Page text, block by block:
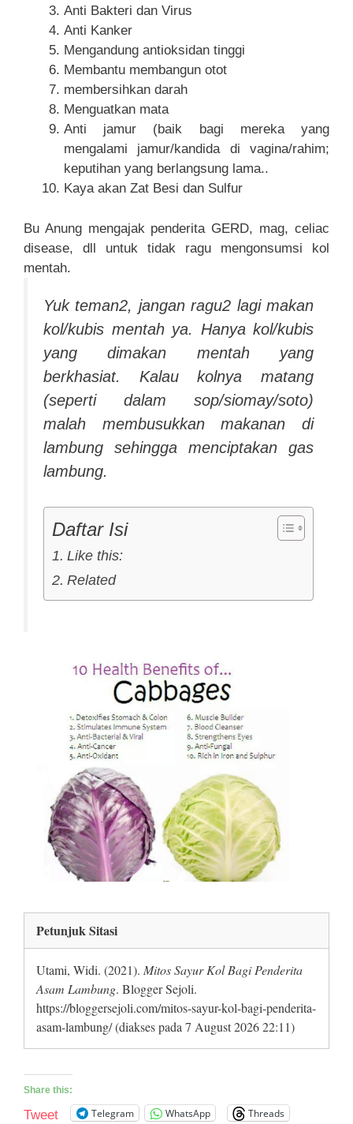
Anti Bakteri dan Virus
Anti Kanker
Mengandung antioksidan tinggi
Membantu membangun otot
membersihkan darah
Menguatkan mata
Anti jamur (baik bagi mereka yang
mengalami jamur/kandida di vagina/rahim;
keputihan yang berlangsung lama..
Kaya akan Zat Besi dan Sulfur
Bu Anung mengajak penderita GERD, mag, celiac
disease, dll untuk tidak ragu mengonsumsi kol
mentah.
Yuk teman2, jangan ragu2 lagi makan
kol/kubis mentah ya. Hanya kol/kubis
yang dimakan mentah yang
berkhasiat. Kalau kolnya matang
(seperti dalam sop/siomay/soto)
malah membusukkan makanan di
lambung sehingga menciptakan gas
lambung.
Daftar Isi
Like this:
Related
Petunjuk Sitasi
Utami, Widi. (2021). Mitos Sayur Kol Bagi Penderita
Asam Lambung. Blogger Sejoli.
https://bloggersejoli.com/mitos-sayur-kol-bagi-penderita-
asam-lambung/ (diakses pada 7 August 2026 22:11)
Share this:
Tweet Telegram WhatsApp Threads